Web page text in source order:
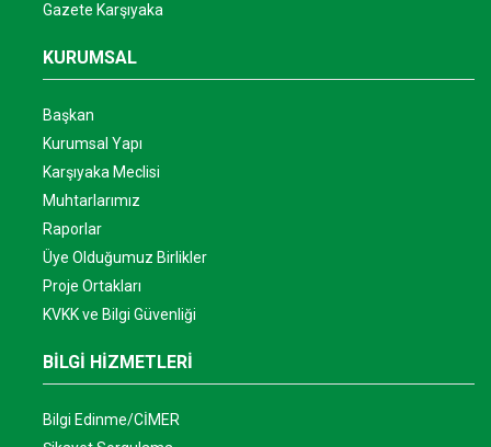
Gazete Karşıyaka
KURUMSAL
Başkan
Kurumsal Yapı
Karşıyaka Meclisi
Muhtarlarımız
Raporlar
Üye Olduğumuz Birlikler
Proje Ortakları
KVKK ve Bilgi Güvenliği
BİLGİ HİZMETLERİ
Bilgi Edinme/CİMER